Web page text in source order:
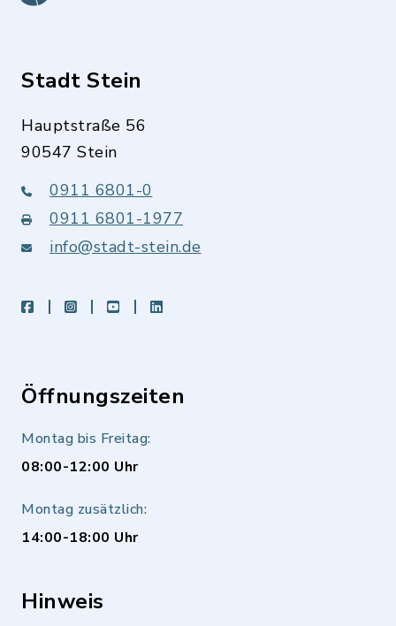
Stadt Stein
Hauptstraße 56
90547 Stein
0911 6801-0
0911 6801-1977
info@stadt-stein.de
facebookinstagramyoutubeLinkedIn
Öffnungszeiten
Montag bis Freitag:
08:00-12:00 Uhr
Montag zusätzlich:
14:00-18:00 Uhr
Hinweis